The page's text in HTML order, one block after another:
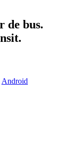
de bus.
Android